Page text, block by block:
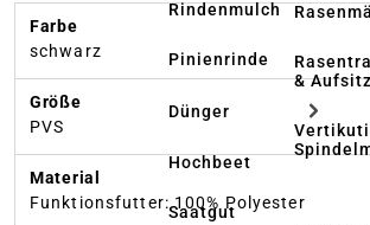
Rindenmulch
Pinienrinde
Dünger
Hochbeet
Saatgut
&
Farbe
schwarz
Größe
PVS
Material
Funktionsfutter: 100% Polyester